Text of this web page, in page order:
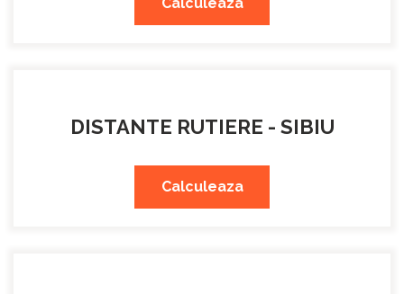
DISTANTE RUTIERE - SIBIU
Calculeaza